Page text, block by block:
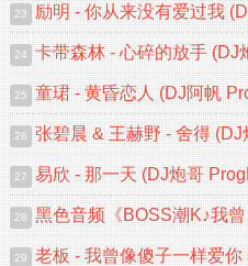
23
24
25
26
27
28 黑色音
29